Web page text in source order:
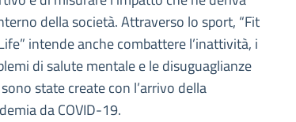
della società. Attraverso lo sport, “Fit
intende anche combattere l’inattività, i
di salute mentale e le disuguaglianze
state create con l’arrivo della
da COVID-19.